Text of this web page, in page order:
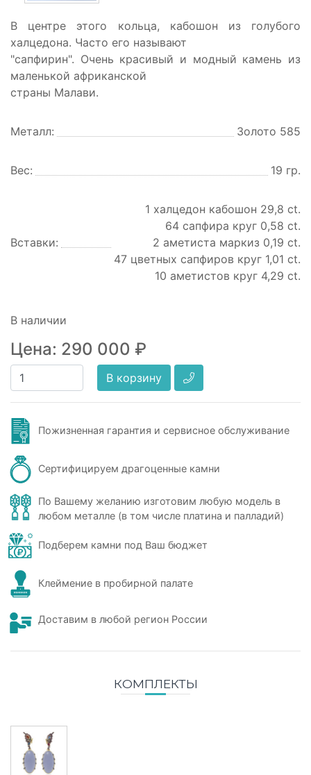
В центре этого кольца, кабошон из голубого
халцедона. Часто его называют
"сапфирин". Очень красивый и модный камень из
маленькой африканской
страны Малави.
Металл: Золото 585
Вес: 19 гр.
Вставки:
1 халцедон кабошон 29,8 ct.
64 сапфира круг 0,58 ct.
2 аметиста маркиз 0,19 ct.
47 цветных сапфиров круг 1,01 ct.
10 аметистов круг 4,29 ct.
В наличии
Цена: 290 000 ₽
В корзину
Пожизненная гарантия и сервисное обслуживание
Сертифицируем драгоценные камни
По Вашему желанию изготовим любую модель в
любом металле (в том числе платина и палладий)
Подберем камни под Ваш бюджет
Клеймение в пробирной палате
Доставим в любой регион России
КОМПЛЕКТЫ